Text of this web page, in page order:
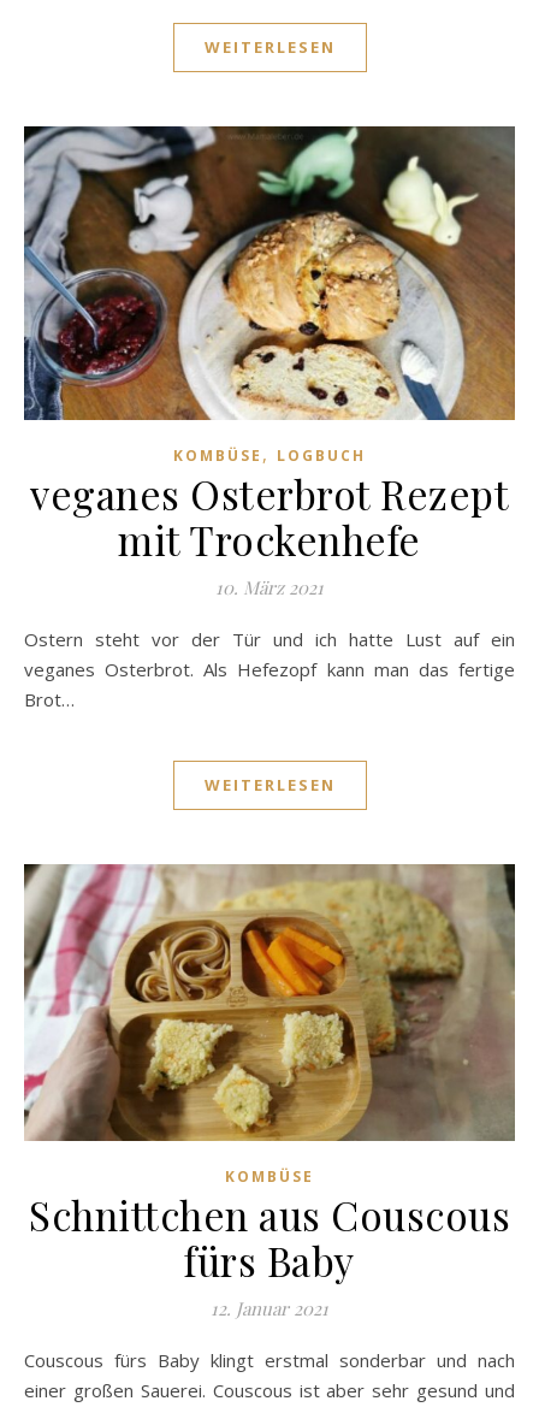
WEITERLESEN
KOMBÜSE , LOGBUCH
veganes Osterbrot Rezept
mit Trockenhefe
10. März 2021
Ostern steht vor der Tür und ich hatte Lust auf ein
veganes Osterbrot. Als Hefezopf kann man das fertige
Brot…
WEITERLESEN
KOMBÜSE
Schnittchen aus Couscous
fürs Baby
12. Januar 2021
Couscous fürs Baby klingt erstmal sonderbar und nach
einer großen Sauerei. Couscous ist aber sehr gesund und